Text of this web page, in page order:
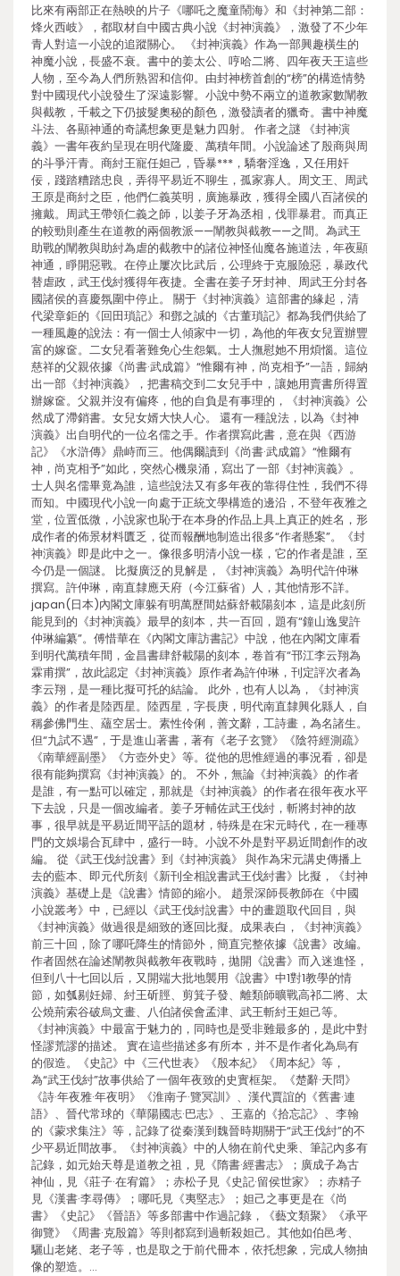
比來有兩部正在熱映的片子《哪吒之魔童鬧海》和《封神第二部：
烽火西岐》，都取材自中國古典小說《封神演義》，激發了不少年
青人對這一小說的追蹤關心。 《封神演義》作為一部興趣橫生的
神魔小說，長盛不衰。書中的姜太公、哼哈二將、四年夜天王這些
人物，至今為人們所熟習和信仰。由封神榜首創的“榜”的構造情勢
對中國現代小說發生了深遠影響。小說中勢不兩立的道教家數闡教
與截教，千載之下仍披髮奧秘的顏色，激發讀者的獵奇。書中神魔
斗法、各顯神通的奇譎想象更是魅力四射。 作者之謎 《封神演
義》一書年夜約呈現在明代隆慶、萬積年間。小說論述了殷商與周
的斗爭汗青。商紂王寵任妲己，昏暴***，驕奢淫逸，又任用奸
佞，踐踏糟踏忠良，弄得平易近不聊生，孤家寡人。周文王、周武
王原是商紂之臣，他們仁義英明，廣施暴政，獲得全國八百諸侯的
擁戴。周武王帶領仁義之師，以姜子牙為丞相，伐罪暴君。而真正
的較勁則產生在道教的兩個教派——闡教與截教——之間。為武王
助戰的闡教與助紂為虐的截教中的諸位神怪仙魔各施道法，年夜顯
神通，睜開惡戰。在停止屢次比武后，公理終于克服險惡，暴政代
替虐政，武王伐紂獲得年夜捷。全書在姜子牙封神、周武王分封各
國諸侯的喜慶氛圍中停止。 關于《封神演義》這部書的緣起，清
代梁章鉅的《回田瑣記》和鄧之誠的《古董瑣記》都為我們供給了
一種風趣的說法：有一個士人傾家中一切，為他的年夜女兒置辦豐
富的嫁奩。二女兒看著難免心生怨氣。士人撫慰她不用煩惱。這位
慈祥的父親依據《尚書·武成篇》“惟爾有神，尚克相予”一語，歸納
出一部《封神演義》，把書稿交到二女兒手中，讓她用賣書所得置
辦嫁奩。父親并沒有偏疼，他的自負是有事理的，《封神演義》公
然成了滯銷書。女兒女婿大快人心。 還有一種說法，以為《封神
演義》出自明代的一位名儒之手。作者撰寫此書，意在與《西游
記》《水滸傳》鼎峙而三。他偶爾讀到《尚書·武成篇》“惟爾有
神，尚克相予”如此，突然心機泉涌，寫出了一部《封神演義》。
士人與名儒畢竟為誰，這些說法又有多年夜的靠得住性，我們不得
而知。中國現代小說一向處于正統文學構造的邊沿，不登年夜雅之
堂，位置低微，小說家也恥于在本身的作品上具上真正的姓名，形
成作者的佈景材料匱乏，從而報酬地制造出很多“作者懸案”。《封
神演義》即是此中之一。像很多明清小說一樣，它的作者是誰，至
今仍是一個謎。 比擬廣泛的見解是，《封神演義》為明代許仲琳
撰寫。許仲琳，南直隸應天府（今江蘇省）人，其他情形不詳。
japan(日本)內閣文庫躲有明萬歷間姑蘇舒載陽刻本，這是此刻所
能見到的《封神演義》最早的刻本，共一百回，題有“鐘山逸叟許
仲琳編纂”。傅惜華在《內閣文庫訪書記》中說，他在內閣文庫看
到明代萬積年間，金昌書肆舒載陽的刻本，卷首有“邗江李云翔為
霖甫撰”，故此認定《封神演義》原作者為許仲琳，刊定評次者為
李云翔，是一種比擬可托的結論。 此外，也有人以為，《封神演
義》的作者是陸西星。陸西星，字長庚，明代南直隸興化縣人，自
稱參佛門生、蘊空居士。素性伶俐，善文辭，工詩畫，為名諸生。
但“九試不遇”，于是進山著書，著有《老子玄覽》《陰符經測疏》
《南華經副墨》《方壺外史》等。從他的思惟經過的事況看，卻是
很有能夠撰寫《封神演義》的。 不外，無論《封神演義》的作者
是誰，有一點可以確定，那就是《封神演義》的作者在很年夜水平
下去說，只是一個改編者。姜子牙輔佐武王伐紂，斬將封神的故
事，很早就是平易近間平話的題材，特殊是在宋元時代，在一種專
門的文娛場合瓦肆中，盛行一時。小說不外是對平易近間創作的改
編。 從《武王伐紂說書》到《封神演義》 與作為宋元講史傳播上
去的藍本、即元代所刻《新刊全相說書武王伐紂書》比擬，《封神
演義》基礎上是《說書》情節的縮小。 趙景深師長教師在《中國
小說叢考》中，已經以《武王伐紂說書》中的畫題取代回目，與
《封神演義》做過很是細致的逐回比擬。成果表白，《封神演義》
前三十回，除了哪吒降生的情節外，簡直完整依據《說書》改編。
作者固然在論述闡教與截教年夜戰時，拋開《說書》而入迷進怪，
但到八十七回以后，又開端大批地襲用《說書》中1對1教學的情
節，如瓠剔妊婦、紂王斫脛、剪箕子發、離類師曠戰高祁二將、太
公燒荊索谷破烏文畫、八伯諸侯會孟津、武王斬紂王妲己等。
《封神演義》中最富于魅力的，同時也是受非難最多的，是此中對
怪謬荒謬的描述。 實在這些描述多有所本，并不是作者化為烏有
的假造。《史記》中《三代世表》《殷本紀》《周本紀》等，
為“武王伐紂”故事供給了一個年夜致的史實框架。《楚辭·天問》
《詩·年夜雅·年夜明》《淮南子·覽冥訓》、漢代賈誼的《舊書·連
語》、晉代常球的《華陽國志·巴志》、王嘉的《拾忘記》、李翰
的《蒙求集注》等，記錄了從秦漢到魏晉時期關于“武王伐紂”的不
少平易近間故事。《封神演義》中的人物在前代史乘、筆記內多有
記錄，如元始天尊是道教之祖，見《隋書·經書志》；廣成子為古
神仙，見《莊子·在宥篇》；赤松子見《史記·留侯世家》；赤精子
見《漢書·李尋傳》；哪吒見《夷堅志》；妲己之事更是在《尚
書》《史記》《晉語》等多部書中作過記錄，《藝文類聚》《承平
御覽》《周書·克殷篇》等則都寫到過斬殺妲己。其他如伯邑考、
驪山老姥、老子等，也是取之于前代冊本，依托想象，完成人物抽
像的塑造。…